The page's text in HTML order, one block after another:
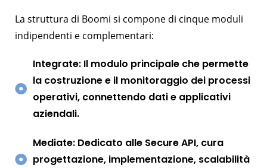
La struttura di Boomi si compone di cinque moduli
indipendenti e complementari:
Integrate: Il modulo principale che permette
la costruzione e il monitoraggio dei processi
operativi, connettendo dati e applicativi
aziendali.
Mediate: Dedicato alle Secure API, cura
progettazione, implementazione, scalabilità